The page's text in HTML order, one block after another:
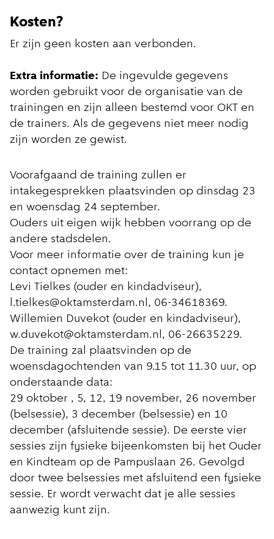
Kosten?
Er zijn geen kosten aan verbonden.
Extra informatie: De ingevulde gegevens
worden gebruikt voor de organisatie van de
trainingen en zijn alleen bestemd voor OKT en
de trainers. Als de gegevens niet meer nodig
zijn worden ze gewist.
Voorafgaand de training zullen er
intakegesprekken plaatsvinden op dinsdag 23
en woensdag 24 september.
Ouders uit eigen wijk hebben voorrang op de
andere stadsdelen.
Voor meer informatie over de training kun je
contact opnemen met:
Levi Tielkes (ouder en kindadviseur),
l.tielkes@oktamsterdam.nl, 06-34618369.
Willemien Duvekot (ouder en kindadviseur),
w.duvekot@oktamsterdam.nl, 06-26635229.
De training zal plaatsvinden op de
woensdagochtenden van 9.15 tot 11.30 uur, op
onderstaande data:
29 oktober , 5, 12, 19 november, 26 november
(belsessie), 3 december (belsessie) en 10
december (afsluitende sessie). De eerste vier
sessies zijn fysieke bijeenkomsten bij het Ouder
en Kindteam op de Pampuslaan 26. Gevolgd
door twee belsessies met afsluitend een fysieke
sessie. Er wordt verwacht dat je alle sessies
aanwezig kunt zijn.